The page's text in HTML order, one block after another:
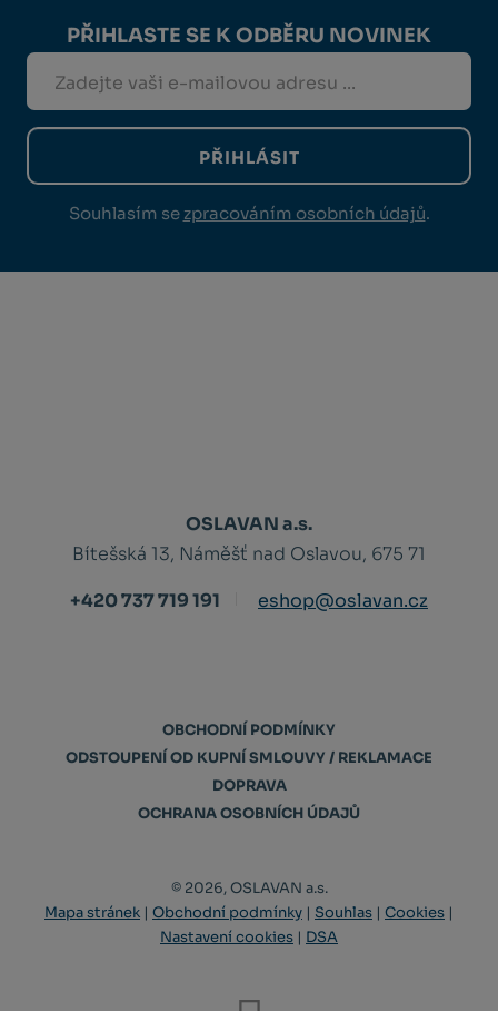
PŘIHLASTE SE K ODBĚRU NOVINEK
PŘIHLÁSIT
Souhlasím se zpracováním osobních údajů.
OSLAVAN a.s.
Bítešská 13, Náměšť nad Oslavou, 675 71
+420 737 719 191
eshop@oslavan.cz
OBCHODNÍ PODMÍNKY
ODSTOUPENÍ OD KUPNÍ SMLOUVY / REKLAMACE
DOPRAVA
OCHRANA OSOBNÍCH ÚDAJŮ
© 2026, OSLAVAN a.s.
Mapa stránek | Obchodní podmínky | Souhlas | Cookies |
Nastavení cookies | DSA